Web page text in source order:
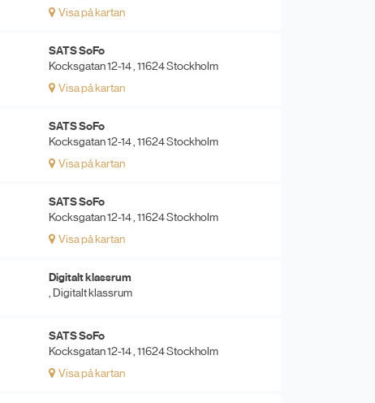
Visa på kartan
SATS SoFo
Kocksgatan 12-14 , 11624 Stockholm
Visa på kartan
SATS SoFo
Kocksgatan 12-14 , 11624 Stockholm
Visa på kartan
SATS SoFo
Kocksgatan 12-14 , 11624 Stockholm
Visa på kartan
Digitalt klassrum
, Digitalt klassrum
SATS SoFo
Kocksgatan 12-14 , 11624 Stockholm
Visa på kartan